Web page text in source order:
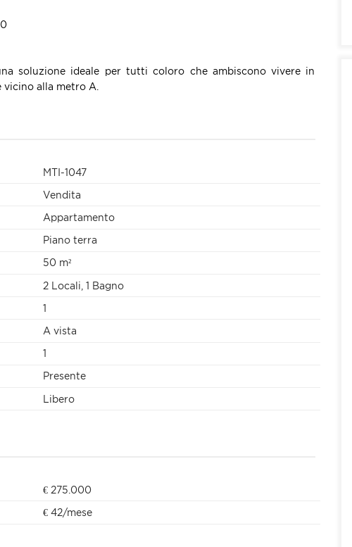
soluzione ideale per tutti coloro che ambiscono vivere in
alla metro A.
MTI-1047
Vendita
Appartamento
Piano terra
50 m²
2 Locali, 1 Bagno
1
A vista
1
Presente
Libero
€ 275.000
€ 42/mese